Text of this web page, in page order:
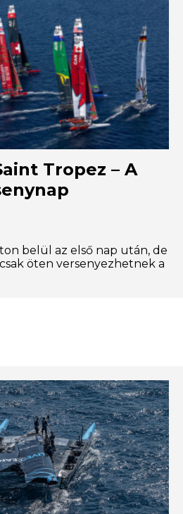
Tropez – A
belül az első nap után, de
öten versenyezhetnek a